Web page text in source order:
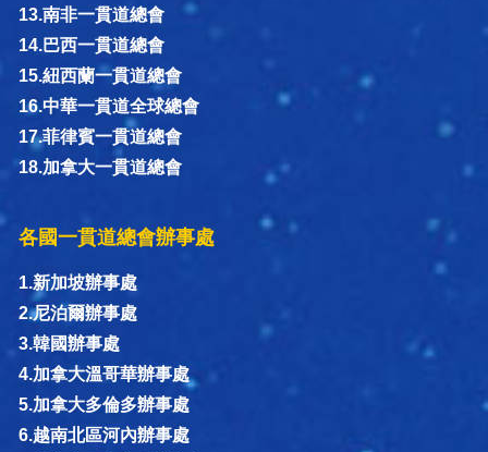
13.南非一貫道總會
14.巴西一貫道總會
15.紐西蘭一貫道總會
16.中華一貫道全球總會
17.菲律賓一貫道總會
18.加拿大一貫道總會
各國一貫道總會辦事處
1.新加坡辦事處
2.尼泊爾辦事處
3.韓國辦事處
4.加拿大溫哥華辦事處
5.加拿大多倫多辦事處
6.越南北區河內辦事處